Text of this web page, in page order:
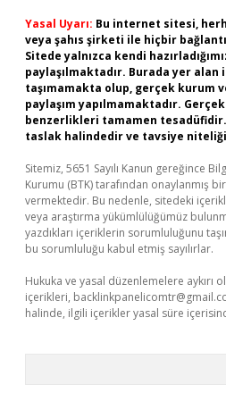
Yasal Uyarı: Bu internet sitesi,
veya şahıs şirketi ile hiçbir
Sitede yalnızca kendi
paylaşılmaktadır. Burada yer
taşımamakta olup, gerçek kurum
paylaşım yapılmamaktadır.
benzerlikleri tamamen
taslak halindedir ve tavsiye
Sitemiz, 5651 Sayılı Kanun gereğince
Kurumu (BTK) tarafından onaylanmış
vermektedir. Bu nedenle, sitedeki
veya araştırma yükümlülüğümüz
yazdıkları içeriklerin sorumluluğunu
bu sorumluluğu kabul etmiş sayılırlar.
Hukuka ve yasal düzenlemelere aykırı
içerikleri,
halinde, ilgili içerikler yasal süre